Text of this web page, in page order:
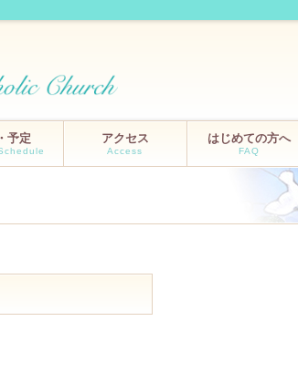
予定 アクセス
Access
はじめての方へ
FAQ